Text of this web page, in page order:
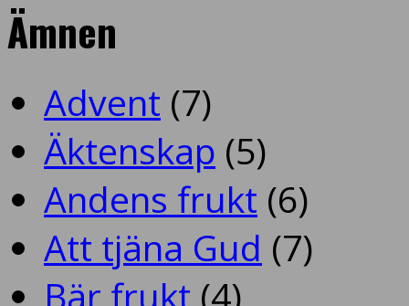
Ämnen
Advent (7)
Äktenskap (5)
Andens frukt (6)
Att tjäna Gud (7)
Bär frukt (4)